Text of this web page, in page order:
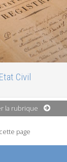
Etat Civil
la rubrique
page